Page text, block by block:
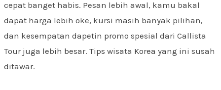
cepat banget habis. Pesan lebih awal, kamu bakal
dapat harga lebih oke, kursi masih banyak pilihan,
dan kesempatan dapetin promo spesial dari Callista
Tour juga lebih besar. Tips wisata Korea yang ini susah
ditawar.